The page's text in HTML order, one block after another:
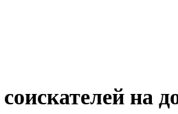
на